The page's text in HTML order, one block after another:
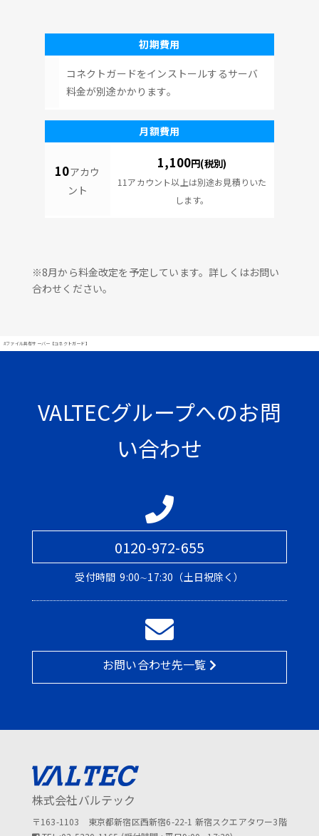
初期費用
コネクトガードをインストールするサーバ
料金が別途かかります。
月額費用
10アカウ
ント
1,100円(税別)
11アカウント以上は別途お見積りいた
します。
※8月から料金改定を予定しています。詳しくはお問い
合わせください。
#ファイル共有サーバー【コネクトガード】
VALTECグループへのお問
い合わせ
0120-972-655
受付時間 9:00∼17:30（土日祝除く）
お問い合わせ先一覧
株式会社バルテック
〒163-1103 東京都新宿区西新宿6-22-1 新宿スクエアタワー3階